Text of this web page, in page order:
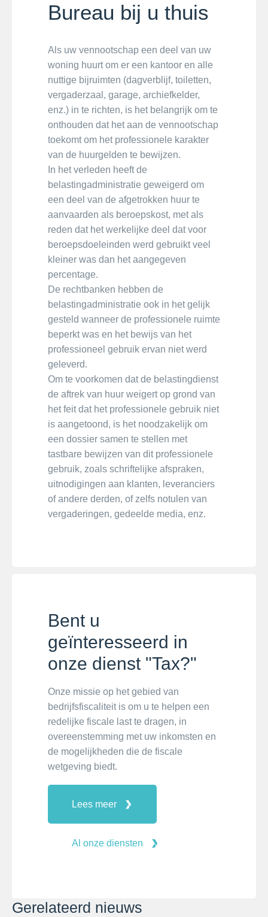
Bureau bij u thuis
Als uw vennootschap een deel van uw
woning huurt om er een kantoor en alle
nuttige bijruimten (dagverblijf, toiletten,
vergaderzaal, garage, archiefkelder,
enz.) in te richten, is het belangrijk om te
onthouden dat het aan de vennootschap
toekomt om het professionele karakter
van de huurgelden te bewijzen.
In het verleden heeft de
belastingadministratie geweigerd om
een deel van de afgetrokken huur te
aanvaarden als beroepskost, met als
reden dat het werkelijke deel dat voor
beroepsdoeleinden werd gebruikt veel
kleiner was dan het aangegeven
percentage.
De rechtbanken hebben de
belastingadministratie ook in het gelijk
gesteld wanneer de professionele ruimte
beperkt was en het bewijs van het
professioneel gebruik ervan niet werd
geleverd.
Om te voorkomen dat de belastingdienst
de aftrek van huur weigert op grond van
het feit dat het professionele gebruik niet
is aangetoond, is het noodzakelijk om
een dossier samen te stellen met
tastbare bewijzen van dit professionele
gebruik, zoals schriftelijke afspraken,
uitnodigingen aan klanten, leveranciers
of andere derden, of zelfs notulen van
vergaderingen, gedeelde media, enz.
Bent u
geïnteresseerd in
onze dienst "Tax?"
Onze missie op het gebied van
bedrijfsfiscaliteit is om u te helpen een
redelijke fiscale last te dragen, in
overeenstemming met uw inkomsten en
de mogelijkheden die de fiscale
wetgeving biedt.
Lees meer
Al onze diensten
Gerelateerd nieuws